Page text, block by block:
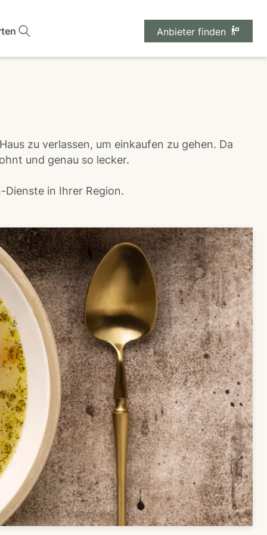
Anbieter finden
zu verlassen, um einkaufen zu gehen. Da
und genau so lecker.
Dienste in Ihrer Region.